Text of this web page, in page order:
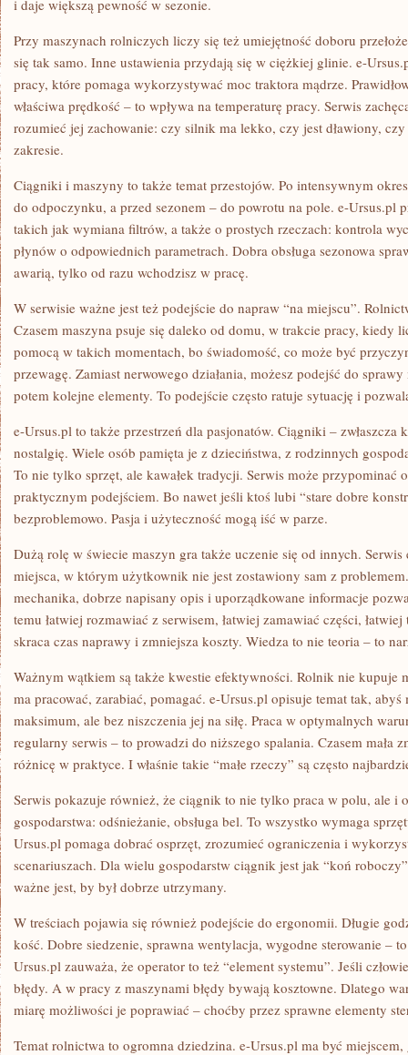
i daje większą pewność w sezonie.
Przy maszynach rolniczych liczy się też umiejętność doboru
się tak samo. Inne ustawienia przydają się w ciężkiej glinie. e-
pracy, które pomaga wykorzystywać moc traktora mądrze.
właściwa prędkość – to wpływa na temperaturę pracy. Serwis
rozumieć jej zachowanie: czy silnik ma lekko, czy jest dławiony,
zakresie.
Ciągniki i maszyny to także temat przestojów. Po intensywnym
do odpoczynku, a przed sezonem – do powrotu na pole. e-Ursus.pl
takich jak wymiana filtrów, a także o prostych rzeczach: kontrola
płynów o odpowiednich parametrach. Dobra obsługa sezonowa
awarią, tylko od razu wchodzisz w pracę.
W serwisie ważne jest też podejście do napraw “na miejscu”.
Czasem maszyna psuje się daleko od domu, w trakcie pracy, kiedy
pomocą w takich momentach, bo świadomość, co może być
przewagę. Zamiast nerwowego działania, możesz podejść do
potem kolejne elementy. To podejście często ratuje sytuację i
e-Ursus.pl to także przestrzeń dla pasjonatów. Ciągniki – zwłaszcza
nostalgię. Wiele osób pamięta je z dzieciństwa, z rodzinnych
To nie tylko sprzęt, ale kawałek tradycji. Serwis może przypominać
praktycznym podejściem. Bo nawet jeśli ktoś lubi “stare dobre
bezproblemowo. Pasja i użyteczność mogą iść w parze.
Dużą rolę w świecie maszyn gra także uczenie się od innych.
miejsca, w którym użytkownik nie jest zostawiony sam z
mechanika, dobrze napisany opis i uporządkowane informacje
temu łatwiej rozmawiać z serwisem, łatwiej zamawiać części,
skraca czas naprawy i zmniejsza koszty. Wiedza to nie teoria – to
Ważnym wątkiem są także kwestie efektywności. Rolnik nie kupuje
ma pracować, zarabiać, pomagać. e-Ursus.pl opisuje temat tak, abyś
maksimum, ale bez niszczenia jej na siłę. Praca w optymalnych
regularny serwis – to prowadzi do niższego spalania. Czasem mała
różnicę w praktyce. I właśnie takie “małe rzeczy” są często
Serwis pokazuje również, że ciągnik to nie tylko praca w polu, ale i
gospodarstwa: odśnieżanie, obsługa bel. To wszystko wymaga
Ursus.pl pomaga dobrać osprzęt, zrozumieć ograniczenia i
scenariuszach. Dla wielu gospodarstw ciągnik jest jak “koń
ważne jest, by był dobrze utrzymany.
W treściach pojawia się również podejście do ergonomii. Długie
kość. Dobre siedzenie, sprawna wentylacja, wygodne sterowanie –
Ursus.pl zauważa, że operator to też “element systemu”. Jeśli
błędy. A w pracy z maszynami błędy bywają kosztowne. Dlatego
miarę możliwości je poprawiać – choćby przez sprawne elementy
Temat rolnictwa to ogromna dziedzina. e-Ursus.pl ma być